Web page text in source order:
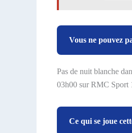
Vous ne pouvez
Pas de nuit blanche
03h00 sur RMC Sport
Ce qui se joue